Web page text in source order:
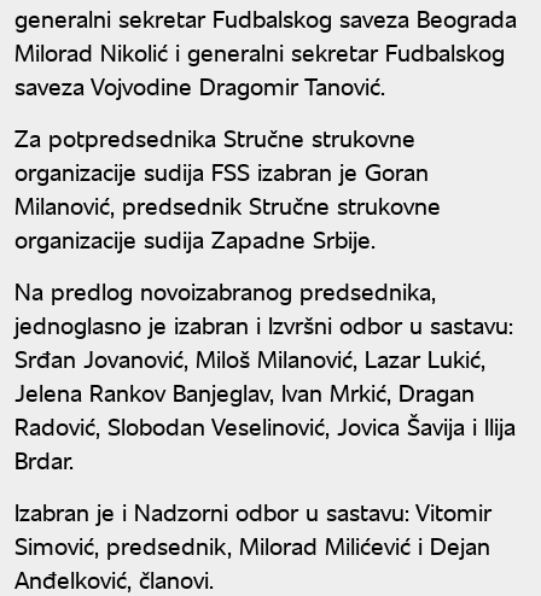
generalni sekretar Fudbalskog saveza Beograda
Milorad Nikolić i generalni sekretar Fudbalskog
saveza Vojvodine Dragomir Tanović.
Za potpredsednika Stručne strukovne
organizacije sudija FSS izabran je Goran
Milanović, predsednik Stručne strukovne
organizacije sudija Zapadne Srbije.
Na predlog novoizabranog predsednika,
jednoglasno je izabran i Izvršni odbor u sastavu:
Srđan Jovanović, Miloš Milanović, Lazar Lukić,
Jelena Rankov Banjeglav, Ivan Mrkić, Dragan
Radović, Slobodan Veselinović, Jovica Šavija i Ilija
Brdar.
Izabran je i Nadzorni odbor u sastavu: Vitomir
Simović, predsednik, Milorad Milićević i Dejan
Anđelković, članovi.